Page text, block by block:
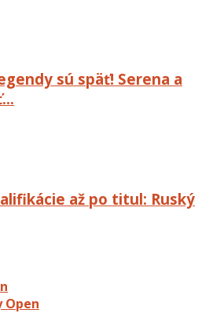
sú späť! Serena a
až po titul: Ruský
Open